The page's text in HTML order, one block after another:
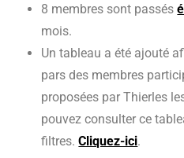
8 membres sont passés
mois.
Un tableau a été ajouté
pars des membres
proposées par Thierles
pouvez consulter ce
filtres.Cliquez-ici.